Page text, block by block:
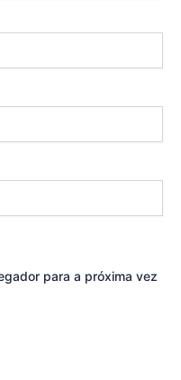
para a próxima vez